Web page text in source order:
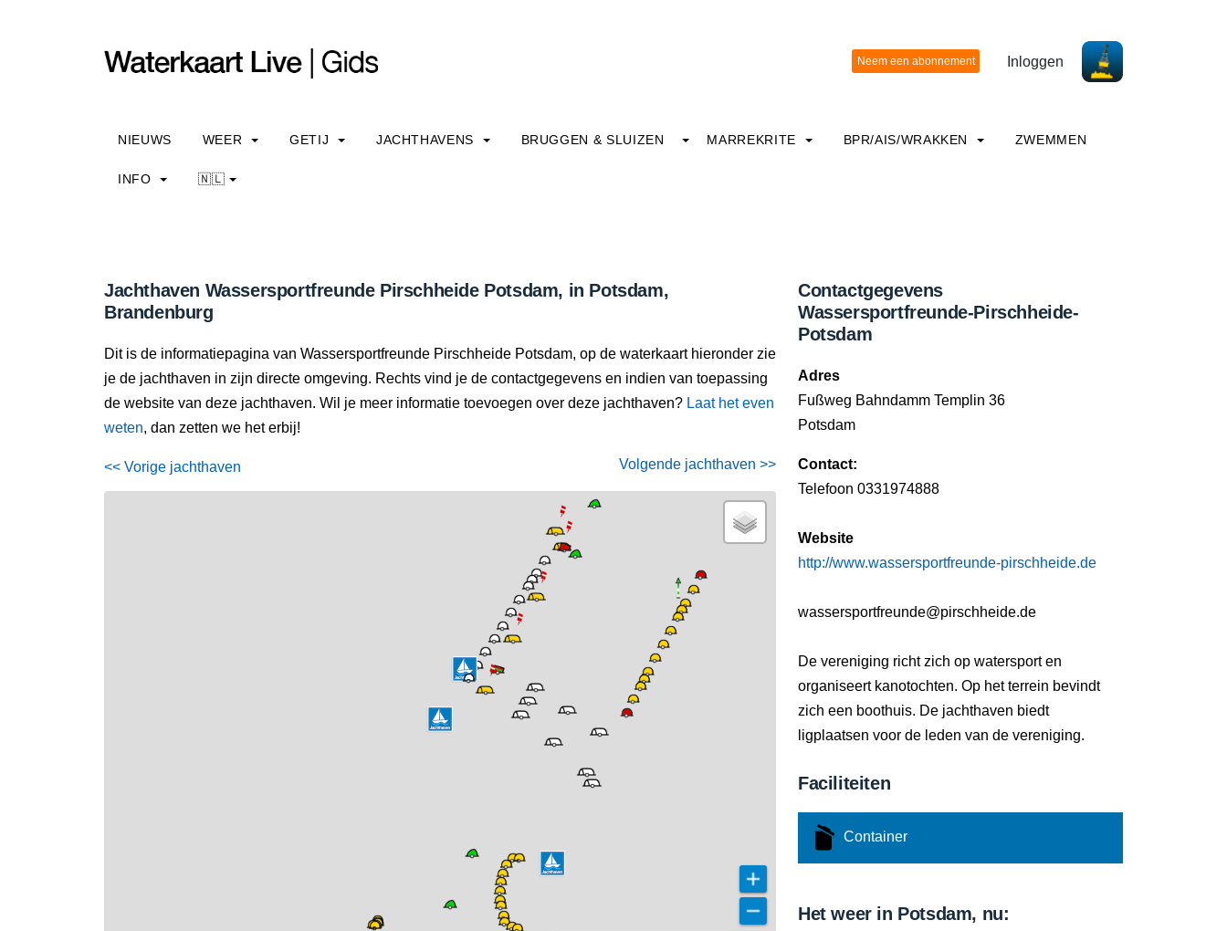
Inloggen
NIEUWS WEER GETIJ JACHTHAVENS BRUGGEN & SLUIZEN MARREKRITE BPR/AIS/WRAKKEN ZWEMMEN
INFO 🇳🇱
Jachthaven Wassersportfreunde Pirschheide Potsdam, in Potsdam,
Brandenburg
Dit is de informatiepagina van Wassersportfreunde Pirschheide Potsdam, op de waterkaart hieronder zie
je de jachthaven in zijn directe omgeving. Rechts vind je de contactgegevens en indien van toepassing
de website van deze jachthaven. Wil je meer informatie toevoegen over deze jachthaven? Laat het even
weten, dan zetten we het erbij!
<< Vorige jachthaven Volgende jachthaven >>
Contactgegevens
Wassersportfreunde-Pirschheide-
Potsdam
Adres
Fußweg Bahndamm Templin 36
Potsdam
Contact:
Telefoon 0331974888
Website
http://www.wassersportfreunde-pirschheide.de
wassersportfreunde@pirschheide.de
De vereniging richt zich op watersport en
organiseert kanotochten. Op het terrein bevindt
zich een boothuis. De jachthaven biedt
ligplaatsen voor de leden van de vereniging.
Faciliteiten
Container
Het weer in Potsdam, nu: